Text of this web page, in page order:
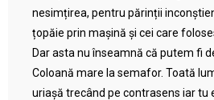
nesimțirea, pentru părinții
țopăie prin mașină și cei care
Dar asta nu înseamnă că putem fi
Coloană mare la semafor. Toată
uriașă trecând pe contrasens iar tu